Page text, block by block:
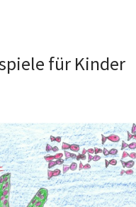
für Kinder